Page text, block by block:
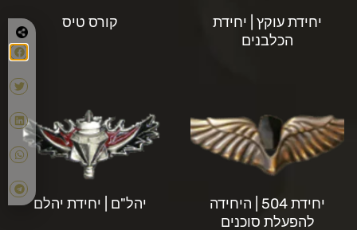
יחידת עוקץ | יחידת
הכלבנים
קורס טיס
יחידת 504 | היחידה
להפעלת סוכנים
יהל"ם | יחידת יהלם